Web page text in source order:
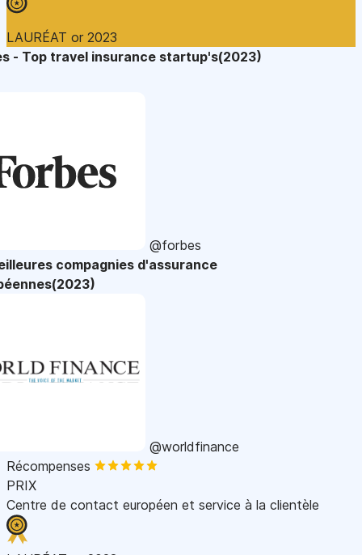
LAURÉAT or 2023
- Top travel insurance startup's(2023)
@forbes
compagnies d'assurance
@worldfinance
Récompenses
PRIX
Centre de contact européen et service à la clientèle